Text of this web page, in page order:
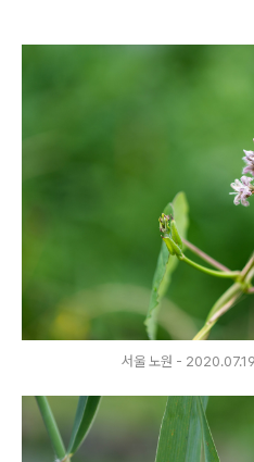
서울 노원 -